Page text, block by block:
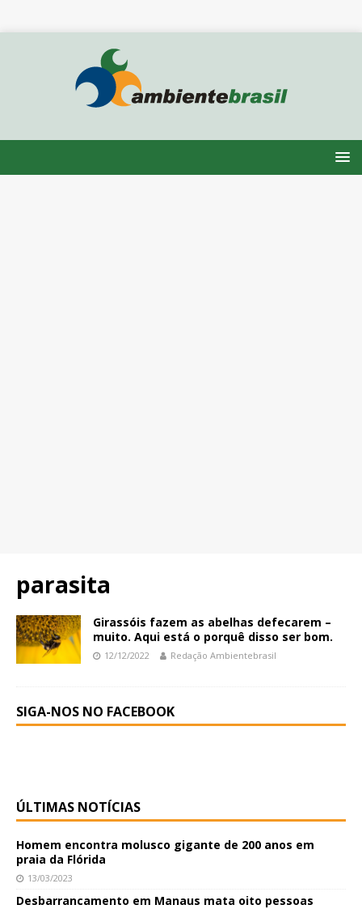
parasita
Girassóis fazem as abelhas defecarem –
muito. Aqui está o porquê disso ser bom.
12/12/2022 Redação Ambientebrasil
SIGA-NOS NO FACEBOOK
ÚLTIMAS NOTÍCIAS
Homem encontra molusco gigante de 200 anos em
praia da Flórida
13/03/2023
Desbarrancamento em Manaus mata oito pessoas